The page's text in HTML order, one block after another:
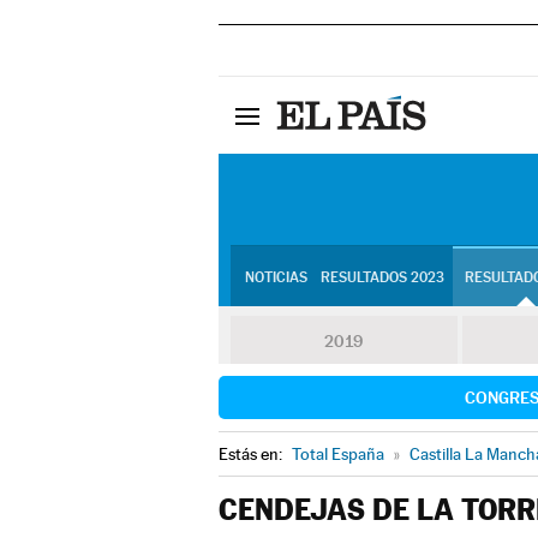
NOTICIAS RESULTADOS 2023
2019
Estás en: Total España » Castilla La
CENDEJAS DE LA